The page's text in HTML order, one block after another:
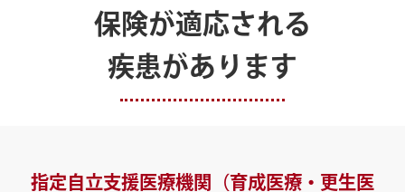
保険が適応される
疾患があります
指定自立支援医療機関（育成医療・更生医